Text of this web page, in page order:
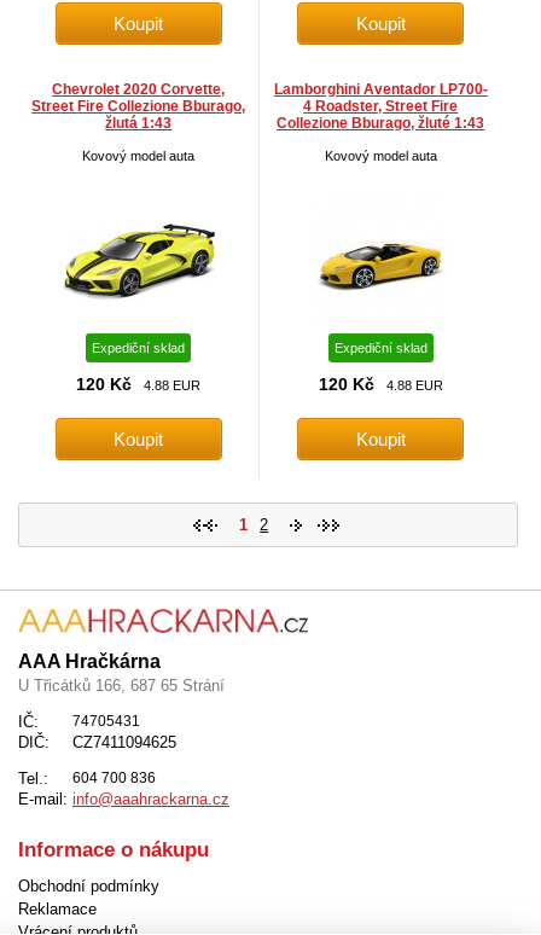
Chevrolet 2020 Corvette,
Street Fire Collezione Bburago,
žlutá 1:43
Kovový model auta
Expediční sklad
120 Kč 4.88 EUR
Lamborghini Aventador LP700-
4 Roadster, Street Fire
Collezione Bburago, žluté 1:43
Kovový model auta
Expediční sklad
120 Kč 4.88 EUR
1 2
AAA Hračkárna
U Třicátků 166, 687 65 Strání
IČ:
74705431
DIČ:
CZ7411094625
Tel.:
604 700 836
E-mail: info@aaahrackarna.cz
Informace o nákupu
Obchodní podmínky
Reklamace